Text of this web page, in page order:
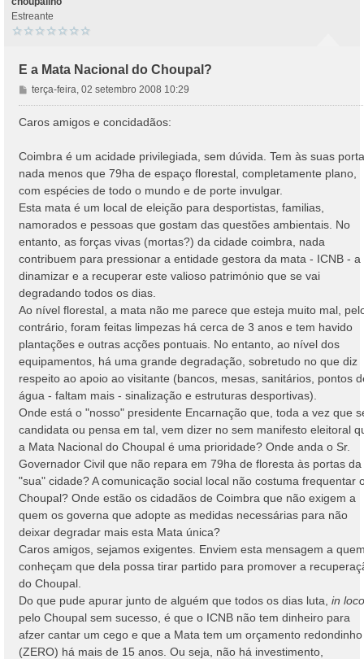
Estreante
E a Mata Nacional do Choupal?
M
e
g
e
m
terça-feira, 02 setembro 2008 10:29
Caros amigos e concidadãos:
Coimbra é um acidade privilegiada, sem dúvida. Tem às suas
nada menos que 79ha de espaço florestal, completamente plano,
com espécies de todo o mundo e de porte invulgar.
Esta mata é um local de eleição para desportistas, familias,
namorados e pessoas que gostam das questões ambientais. No
entanto, as forças vivas (mortas?) da cidade coimbra, nada
contribuem para pressionar a entidade gestora da mata - ICNB - a
dinamizar e a recuperar este valioso património que se vai
degradando todos os dias.
Ao nível florestal, a mata não me parece que esteja muito mal,
contrário, foram feitas limpezas há cerca de 3 anos e tem havido
plantações e outras acções pontuais. No entanto, ao nível dos
equipamentos, há uma grande degradação, sobretudo no que diz
respeito ao apoio ao visitante (bancos, mesas, sanitários, pontos
água - faltam mais - sinalização e estruturas desportivas).
Onde está o "nosso" presidente Encarnação que, toda a vez que
candidata ou pensa em tal, vem dizer no sem manifesto eleitoral
a Mata Nacional do Choupal é uma prioridade? Onde anda o Sr.
Governador Civil que não repara em 79ha de floresta às portas da
"sua" cidade? A comunicação social local não costuma frequentar
Choupal? Onde estão os cidadãos de Coimbra que não exigem a
quem os governa que adopte as medidas necessárias para não
deixar degradar mais esta Mata única?
Caros amigos, sejamos exigentes. Enviem esta mensagem a
conheçam que dela possa tirar partido para promover a
do Choupal.
Do que pude apurar junto de alguém que todos os dias luta, in loco
pelo Choupal sem sucesso, é que o ICNB não tem dinheiro para
afzer cantar um cego e que a Mata tem um orçamento redondinho
(ZERO) há mais de 15 anos. Ou seja, não há investimento,